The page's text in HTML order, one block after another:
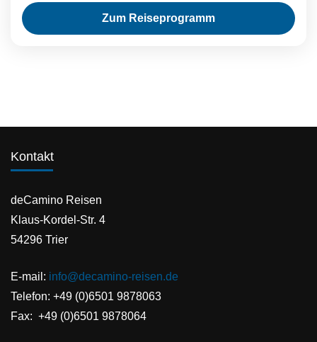
Zum Reiseprogramm
Kontakt
deCamino Reisen
Klaus-Kordel-Str. 4
54296 Trier
E-mail: info@decamino-reisen.de
Telefon: +49 (0)6501 9878063
Fax: +49 (0)6501 9878064